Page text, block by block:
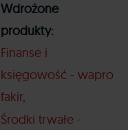
Wdrożone
produkty:
Finanse i
księgowość - wapro
fakir
Środki trwałe -